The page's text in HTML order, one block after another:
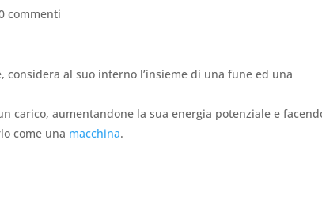
commenti
considera al suo interno l’insieme di una fune ed una
carico, aumentandone la sua energia potenziale e
come una macchina.